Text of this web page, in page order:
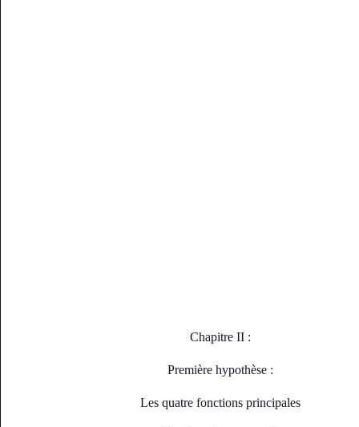
Chapitre II :
Première hypothèse :
Les quatre fonctions principales